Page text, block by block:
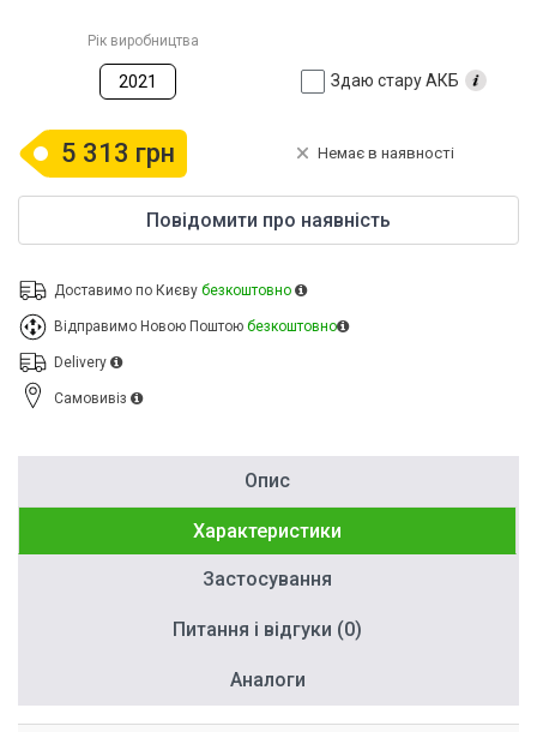
Рік виробництва
2021 Здаю стару АКБ
5 313 грн Немає в наявності
Повідомити про наявність
Доставимо по Києву безкоштовно
Відправимо Новою Поштою безкоштовно
Delivery
Cамовивіз
Опис
Характеристики
Застосування
Питання і відгуки (0)
Аналоги